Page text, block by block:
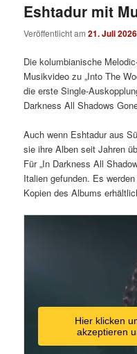
Eshtadur mit
Veröffentlicht am21. Juli 2026
Die kolumbianische
Musikvideo zu „Into The
die erste Single-
Darkness All Shadows
Auch wenn Eshtadur aus
sie ihre Alben seit Jahren
Für „In Darkness All
Italien gefunden. Es
Kopien des Albums
Hier klicken
akzeptieren